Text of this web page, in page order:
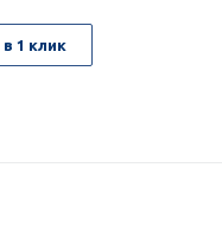
1 клик